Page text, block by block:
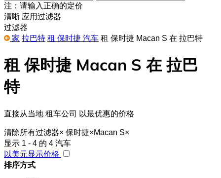
注：请输入正确的定价
清晰 应用过滤器
过滤器
家 拉巴特 租 保时捷 汽车 租 保时捷 Macan S 在 拉巴特
租 保时捷 Macan S 在 拉巴
特
直接从当地 租车公司 以最优惠的价格
清除所有过滤器× 保时捷×Macan S×
显示 1 - 4 的 4 汽车
以美元显示价格
排序方式